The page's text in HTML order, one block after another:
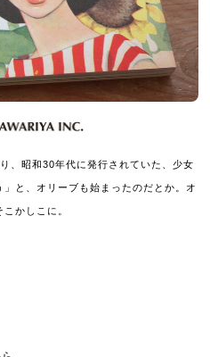
、昭和30年代に発行されていた、少女
と、オリーブも始まったのだとか。オ
かしこに。